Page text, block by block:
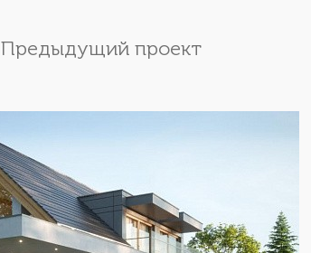
Предыдущий проект